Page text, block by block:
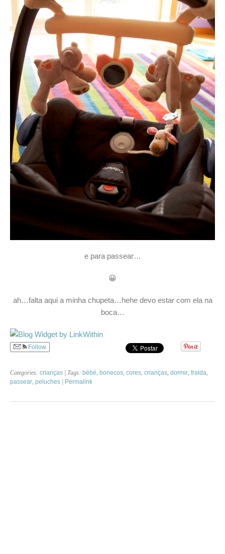
e para passear…
😀
ah…falta aqui a minha chupeta…hehe devo estar com ela na
boca…
Follow
Categories: crianças | Tags: bébé, bonecos, cores, crianças, dormir, fralda,
passear, peluches Permalink